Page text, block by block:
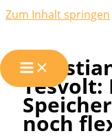
Zum Inhalt springen
Tesvolt:
noch